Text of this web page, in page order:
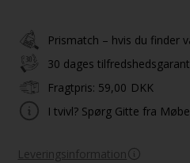
Prismatch – hvis du finder
30 dages
Fragtpris: 59,00 DKK
I tvivl? Spørg Gitte fra
Leveringsinformation